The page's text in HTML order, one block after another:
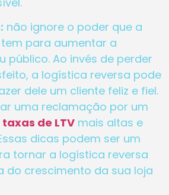
não ignore o poder que a
para aumentar a
público. Ao invés de perder
a logística reversa pode
dele um cliente feliz e fiel.
uma reclamação por um
taxas de LTV mais altas e
dicas podem ser um
tornar a logística reversa
do crescimento da sua loja